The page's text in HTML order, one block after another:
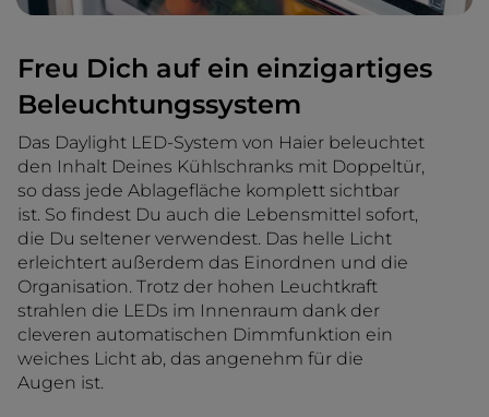
Freu Dich auf ein einzigartiges
Beleuchtungssystem
Das Daylight LED-System von Haier beleuchtet
den Inhalt Deines Kühlschranks mit Doppeltür,
so dass jede Ablagefläche komplett sichtbar
ist. So findest Du auch die Lebensmittel sofort,
die Du seltener verwendest. Das helle Licht
erleichtert außerdem das Einordnen und die
Organisation. Trotz der hohen Leuchtkraft
strahlen die LEDs im Innenraum dank der
cleveren automatischen Dimmfunktion ein
weiches Licht ab, das angenehm für die
Augen ist.